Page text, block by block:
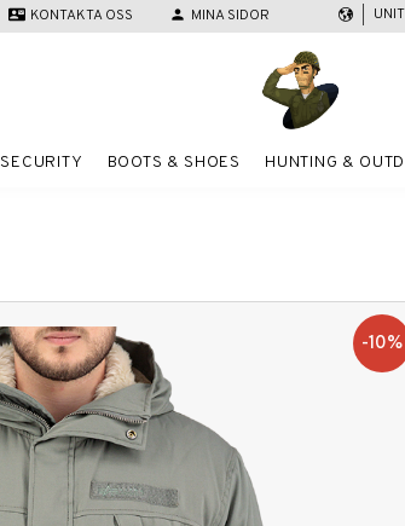
contact_mail KONTAKTA OSS person MINA SIDOR
SECURITY BOOTS & SHOES HUNTING &
10%